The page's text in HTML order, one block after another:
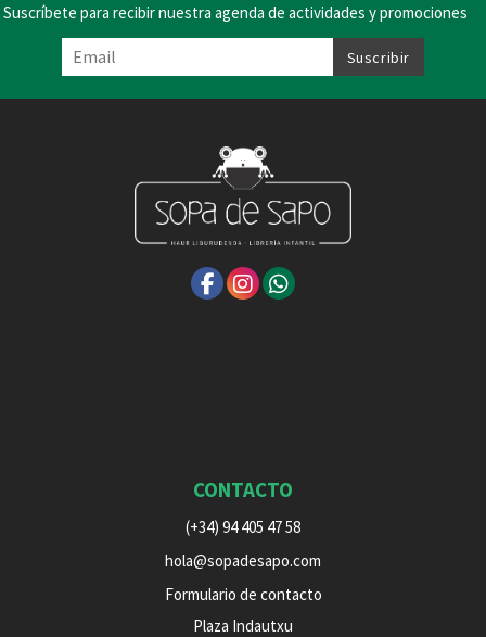
Suscríbete para recibir nuestra agenda de actividades y promociones
CONTACTO
(+34) 94 405 47 58
hola@sopadesapo.com
Formulario de contacto
Plaza Indautxu